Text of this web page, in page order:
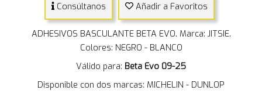
Consúltanos Añadir a Favoritos
ADHESIVOS BASCULANTE BETA EVO. Marca: JITSIE.
Colores: NEGRO - BLANCO
Válido para: Beta Evo 09-25
Disponible con dos marcas: MICHELIN - DUNLOP